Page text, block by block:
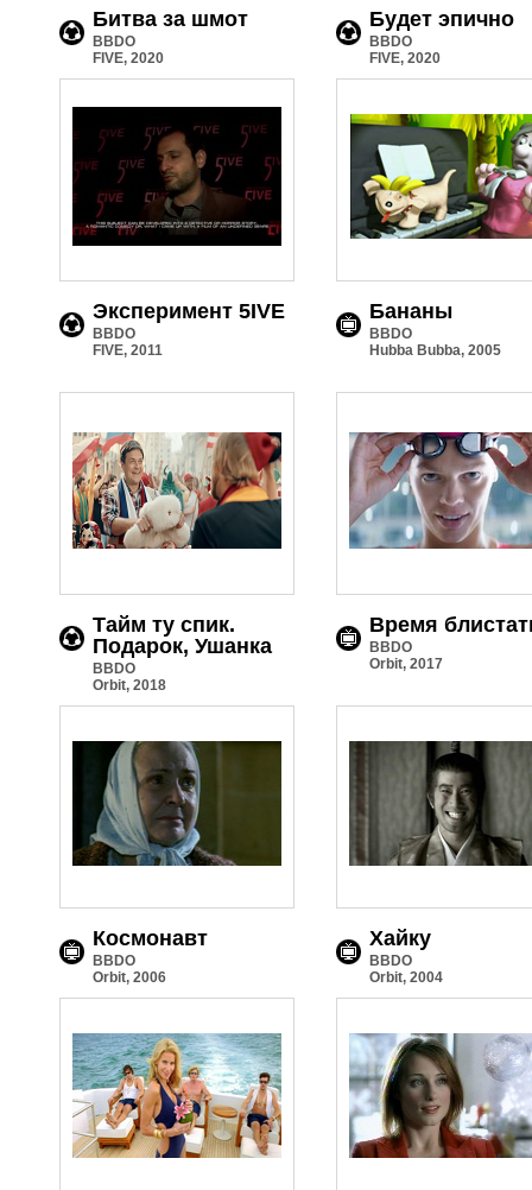
Битва за шмот
BBDO
FIVE, 2020
Будет эпично
BBDO
FIVE, 2020
Эксперимент 5IVE
BBDO
FIVE, 2011
Бананы
BBDO
Hubba Bubba, 2005
Тайм ту спик.
Подарок, Ушанка
BBDO
Orbit, 2018
Время
BBDO
Orbit, 2017
Космонавт
BBDO
Orbit, 2006
Хайку
BBDO
Orbit, 2004